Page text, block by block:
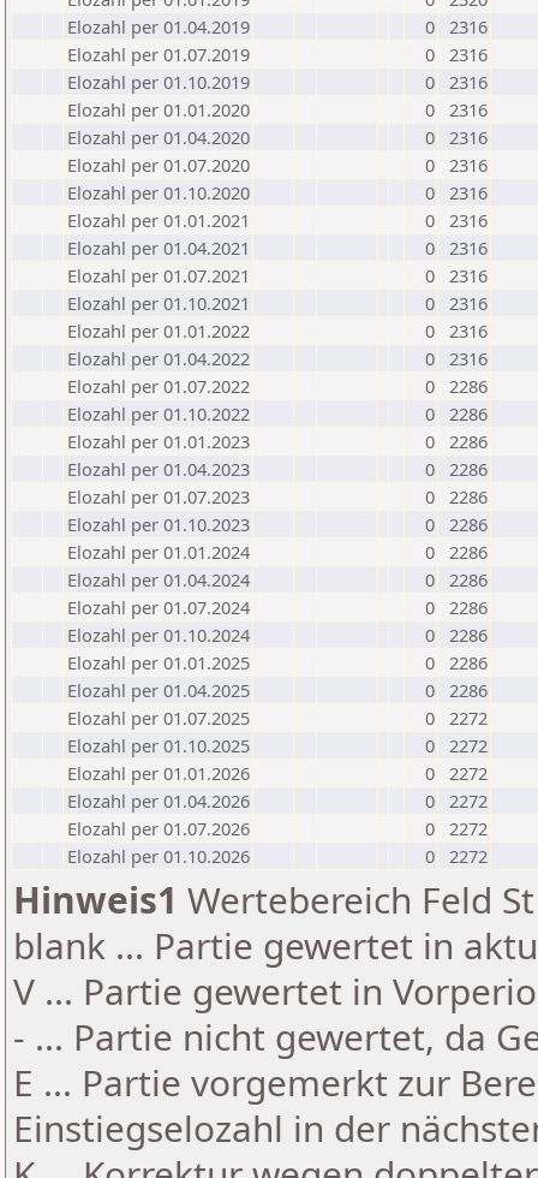
Elozahl per 01.04.2019
0 2316
Elozahl per 01.07.2019
0 2316
Elozahl per 01.10.2019
0 2316
Elozahl per 01.01.2020
0 2316
Elozahl per 01.04.2020
0 2316
Elozahl per 01.07.2020
0 2316
Elozahl per 01.10.2020
0 2316
Elozahl per 01.01.2021
0 2316
Elozahl per 01.04.2021
0 2316
Elozahl per 01.07.2021
0 2316
Elozahl per 01.10.2021
0 2316
Elozahl per 01.01.2022
0 2316
Elozahl per 01.04.2022
0 2316
Elozahl per 01.07.2022
0 2286
Elozahl per 01.10.2022
0 2286
Elozahl per 01.01.2023
0 2286
Elozahl per 01.04.2023
0 2286
Elozahl per 01.07.2023
0 2286
Elozahl per 01.10.2023
0 2286
Elozahl per 01.01.2024
0 2286
Elozahl per 01.04.2024
0 2286
Elozahl per 01.07.2024
0 2286
Elozahl per 01.10.2024
0 2286
Elozahl per 01.01.2025
0 2286
Elozahl per 01.04.2025
0 2286
Elozahl per 01.07.2025
0 2272
Elozahl per 01.10.2025
0 2272
Elozahl per 01.01.2026
0 2272
Elozahl per 01.04.2026
0 2272
Elozahl per 01.07.2026
0 2272
Elozahl per 01.10.2026
0 2272
Hinweis1 Wertebereich Feld
blank ... Partie gewertet in
V ... Partie gewertet in
- ... Partie nicht gewertet, da
E ... Partie vorgemerkt zur
Einstiegselozahl in der